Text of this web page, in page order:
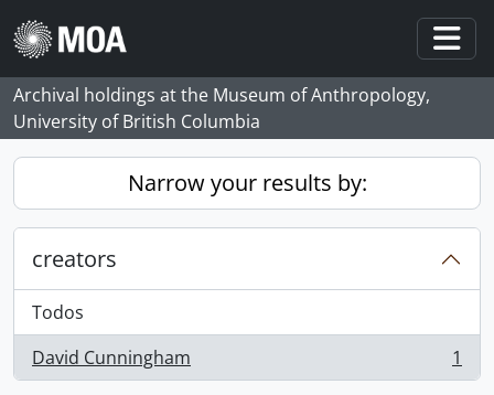
Skip to main content
Archival holdings at the Museum of Anthropology,
University of British Columbia
Narrow your results by:
creators
Todos
David Cunningham
, 1 resultados 1